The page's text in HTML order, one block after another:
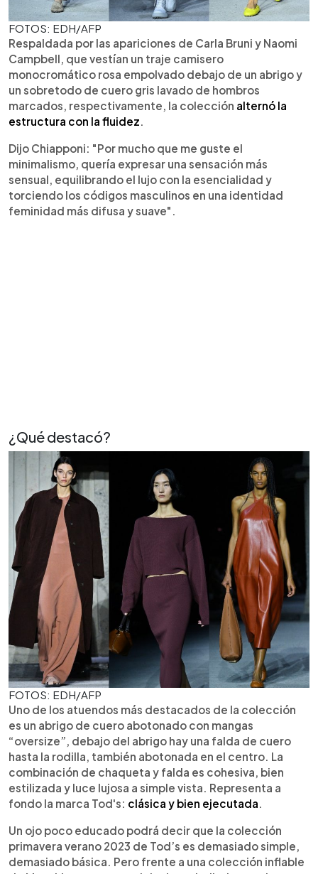
FOTOS: EDH/AFP
Respaldada por las apariciones de Carla Bruni y Naomi
Campbell, que vestían un traje camisero
monocromático rosa empolvado debajo de un abrigo y
un sobretodo de cuero gris lavado de hombros
marcados, respectivamente, la colección alternó la
estructura con la fluidez.
Dijo Chiapponi: "Por mucho que me guste el
minimalismo, quería expresar una sensación más
sensual, equilibrando el lujo con la esencialidad y
torciendo los códigos masculinos en una identidad
feminidad más difusa y suave".
¿Qué destacó?
FOTOS: EDH/AFP
Uno de los atuendos más destacados de la colección
es un abrigo de cuero abotonado con mangas
“oversize”, debajo del abrigo hay una falda de cuero
hasta la rodilla, también abotonada en el centro. La
combinación de chaqueta y falda es cohesiva, bien
estilizada y luce lujosa a simple vista. Representa a
fondo la marca Tod's: clásica y bien ejecutada.
Un ojo poco educado podrá decir que la colección
primavera verano 2023 de Tod’s es demasiado simple,
demasiado básica. Pero frente a una colección inflable